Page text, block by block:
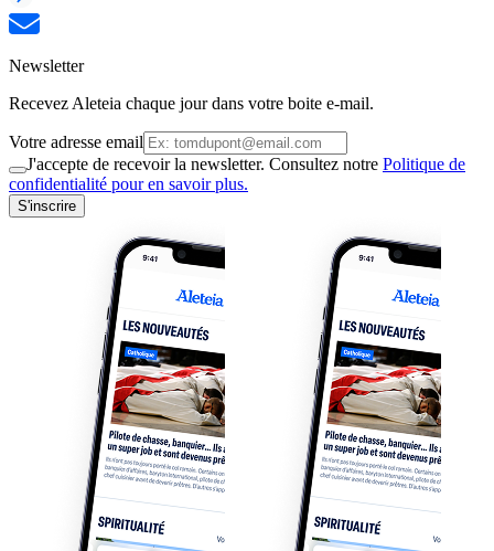
Newsletter
Recevez Aleteia chaque jour dans votre boite e-mail.
Votre adresse email
J'accepte de recevoir la newsletter. Consultez notre Politique de
confidentialité pour en savoir plus.
S'inscrire